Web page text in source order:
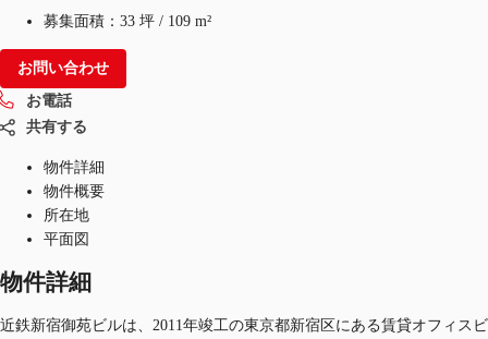
募集面積： 33 坪 / 109 m²
お問い合わせ
お電話
共有する
物件詳細
物件概要
所在地
平面図
物件詳細
近鉄新宿御苑ビルは、2011年竣工の東京都新宿区にある賃貸オフィスビ